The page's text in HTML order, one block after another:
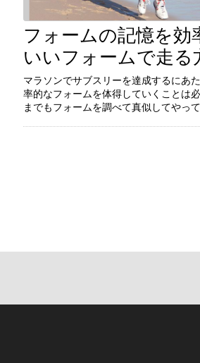
マラソンでサブスリーを達成するにあ
率的なフォームを体得していくことは
までもフォームを調べて真似してやっ
でしょうか？
フォームの記憶を効
いいフォームで走る
マラソンでサブスリーを達成するにあ
率的なフォームを体得していくことは必須です。
までもフォームを調べて真似してやっ